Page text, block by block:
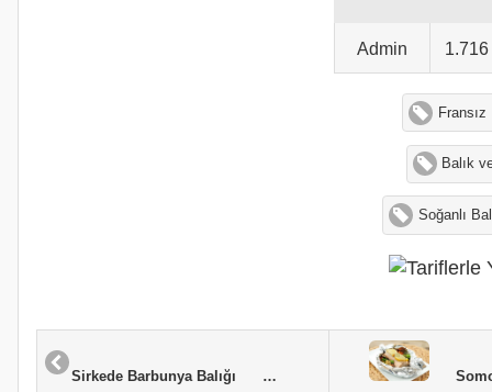
Admin
Fransız
Balık
Soğanlı
Sirkede Barbunya Balığı